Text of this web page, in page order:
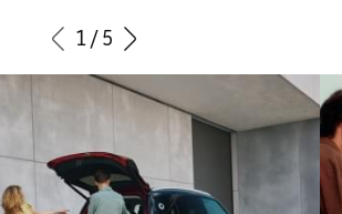
1 / 5